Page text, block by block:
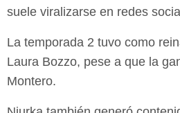
suele viralizarse en redes
La temporada 2 tuvo como
Laura Bozzo, pese a que la
Montero.